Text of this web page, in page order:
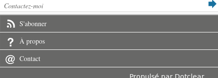
Contactez-moi
S'abonner
À propos
Contact